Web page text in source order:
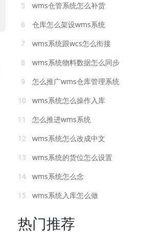
5
wms仓管系统怎么补货
6
仓库怎么架设wms系统
7
wms系统跟wcs怎么衔接
8
wms系统物料数据怎么同步
9
怎么推广wms仓库管理系统
10
wms系统怎么操作入库
11
怎么推进wms系统
12
wms系统怎么改成中文
13
wms系统的货位怎么设置
14
wms系统怎么念
15
wms系统入库怎么做
热门推荐